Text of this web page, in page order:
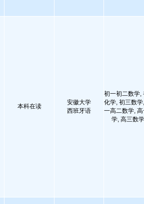
本科在读
安徽大学
西班牙语
初一初二数学,
化学, 初三数
一高二数学,
学, 高三数